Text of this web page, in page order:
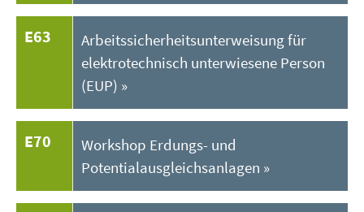
E63
Arbeitssicherheitsunterweisung für
elektrotechnisch unterwiesene Person
(EUP)
E70
Workshop Erdungs- und
Potentialausgleichsanlagen